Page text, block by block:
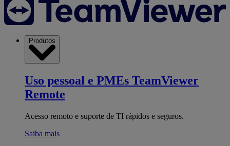
Produtos
Uso pessoal e PMEs TeamViewer
Remote
Acesso remoto e suporte de TI rápidos e seguros.
Saiba mais